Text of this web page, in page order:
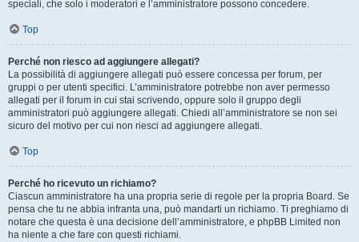
speciali, che solo i moderatori e l’amministratore possono concedere.
Top
Perché non riesco ad aggiungere allegati?
La possibilità di aggiungere allegati può essere concessa per forum, per
gruppi o per utenti specifici. L’amministratore potrebbe non aver permesso
allegati per il forum in cui stai scrivendo, oppure solo il gruppo degli
amministratori può aggiungere allegati. Chiedi all’amministratore se non sei
sicuro del motivo per cui non riesci ad aggiungere allegati.
Top
Perché ho ricevuto un richiamo?
Ciascun amministratore ha una propria serie di regole per la propria Board. Se
pensa che tu ne abbia infranta una, può mandarti un richiamo. Ti preghiamo di
notare che questa è una decisione dell’amministratore, e phpBB Limited non
ha niente a che fare con questi richiami.